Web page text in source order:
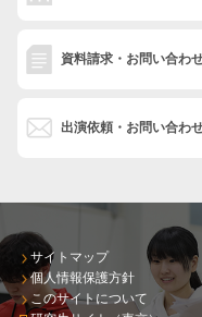
資料請求・お問い合わ
出演依頼・お問い合わ
サイトマップ
個人情報保護方針
このサイトについて